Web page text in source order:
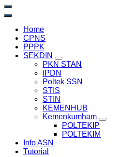
Home
CPNS
PPPK
SEKDIN
PKN STAN
IPDN
Poltek SSN
STIS
STIN
KEMENHUB
Kemenkumham
POLTEKIP
POLTEKIM
Info ASN
Tutorial